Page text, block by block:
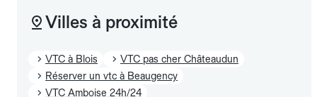
Villes à proximité
VTC à Blois
VTC pas cher Châteaudun
Réserver un vtc à Beaugency
VTC Amboise 24h/24